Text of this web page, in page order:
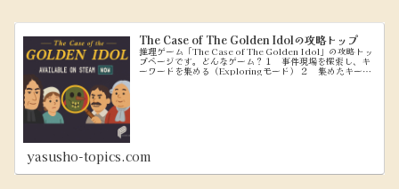
The Case of The Golden Idolの攻略トップ
推理ゲーム「The Case of The Golden Idol」の攻略トッ
プページです。どんなゲーム？１ 事件現場を探索し、キ
ーワードを集める（Exploringモード） ２ 集めたキーワ
yasusho-topics.com